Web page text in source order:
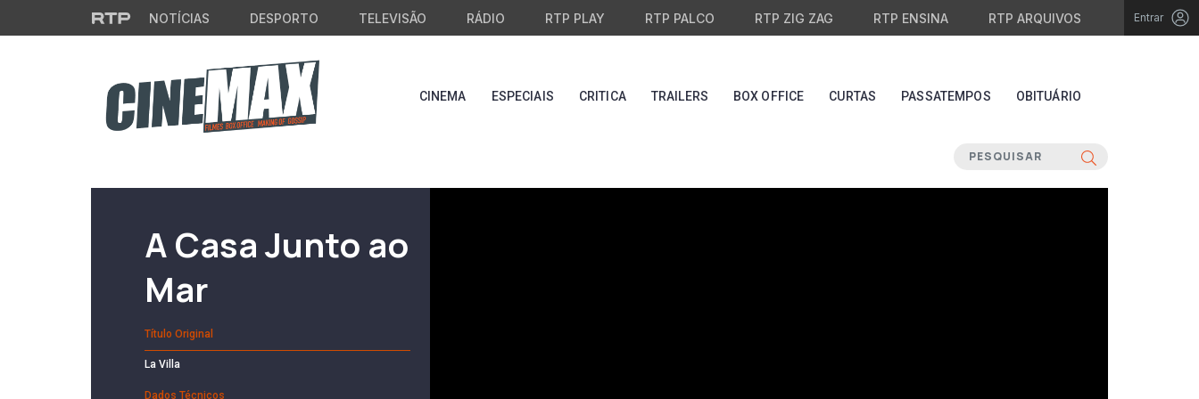
Saltar para o conteúdo principal
NOTÍCIAS DESPORTO TELEVISÃO RÁDIO RTP PLAY RTP PALCO RTP ZIG ZAG RTP ENSINA RTP ARQUIVOS Entrar
CINEMA ESPECIAIS CRITICA TRAILERS BOX OFFICE CURTAS PASSATEMPOS OBITUÁRIO
A Casa Junto ao
Mar
Título Original
La Villa
Dados Técnicos